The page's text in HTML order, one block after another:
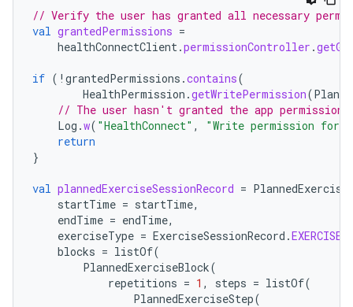
// Verify the user has granted all necessary
val grantedPermissions =
healthConnectClient.permissionController .
if ( ! grantedPermissions .contains(
HealthPermission .getWritePermission(
// The user hasn't granted the app
Log .w( "HealthConnect" ,
"Write permission for
return
}
val plannedExerciseSessionRecord =
startTime = startTime,
endTime = endTime,
exerciseType = ExerciseSessionRecord .
blocks = listOf(
PlannedExerciseBlock(
repetitions = 1 , steps = listOf(
PlannedExerciseStep(